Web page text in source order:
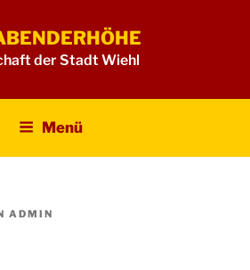
der Stadt Wiehl
Menü
ADMIN